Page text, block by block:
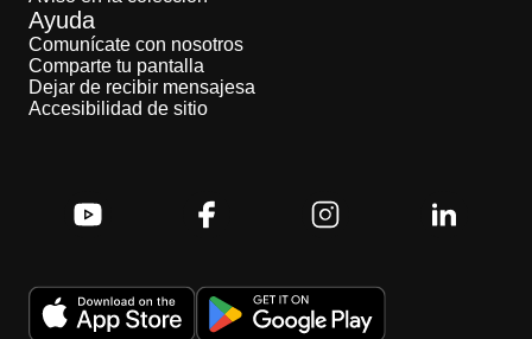
Ayuda
Comunícate con nosotros
Comparte tu pantalla
Dejar de recibir mensajesa
Accesibilidad de sitio